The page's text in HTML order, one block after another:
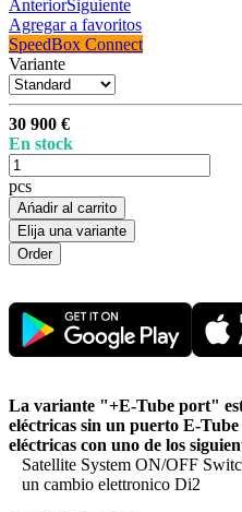
AnteriorSiguiente
Agregar a favoritos
SpeedBox Connect
Variante
30 900 €
En stock
pcs
Ańadir al carrito
Elija una variante
La variante "+E-Tube port"
eléctricas sin un puerto E-
eléctricas con uno de los
Satellite System ON/OFF
un cambio elettronico Di2